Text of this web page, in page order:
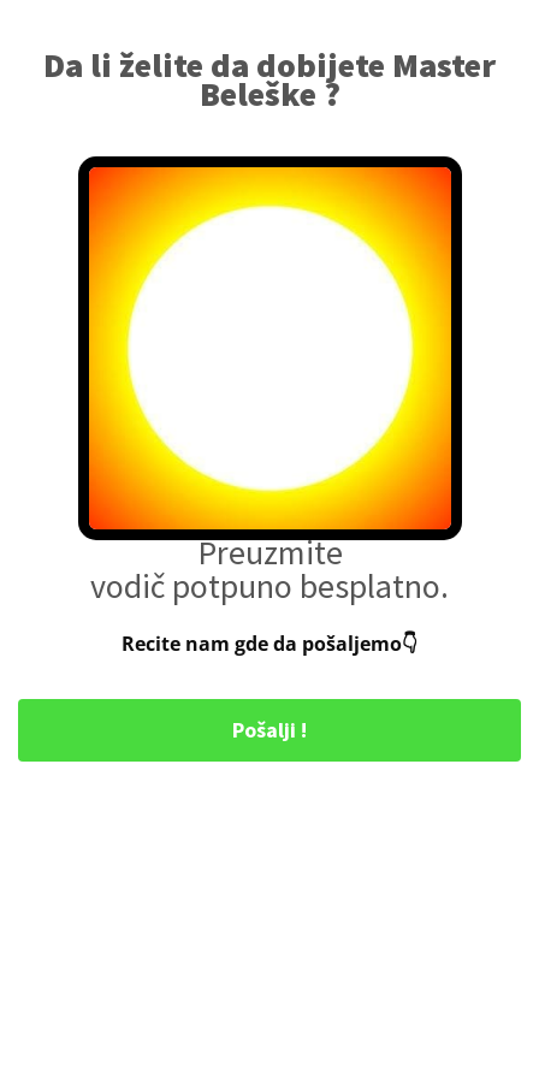
Da li želite da dobijete Master
Beleške ?
Preuzmite ispod
Preuzmite
vodič potpuno besplatno.
Recite nam gde da pošaljemo👇
Pošalji !